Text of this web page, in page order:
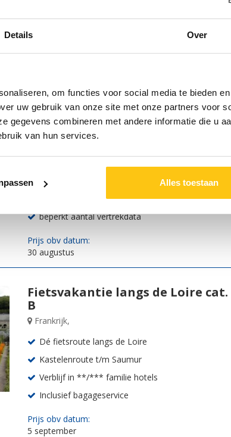
Details Over
om functies voor social media te bieden
uw gebruik van onze site met onze partners voor
gegevens combineren met andere informatie die u
van hun services.
Alles toestaan
inclusief bagageservice
Fietsvakantie Sedan naar
Maastricht
België,
verblijf in goede middenklasse hotels
inclusief bagageservice
beperkt aantal vertrekdata
Prijs obv datum:
30 augustus
Fietsvakantie langs de Loire cat.
B
Frankrijk,
Dé fietsroute langs de Loire
Kastelenroute t/m Saumur
Verblijf in **/*** familie hotels
Inclusief bagageservice
Prijs obv datum:
5 september